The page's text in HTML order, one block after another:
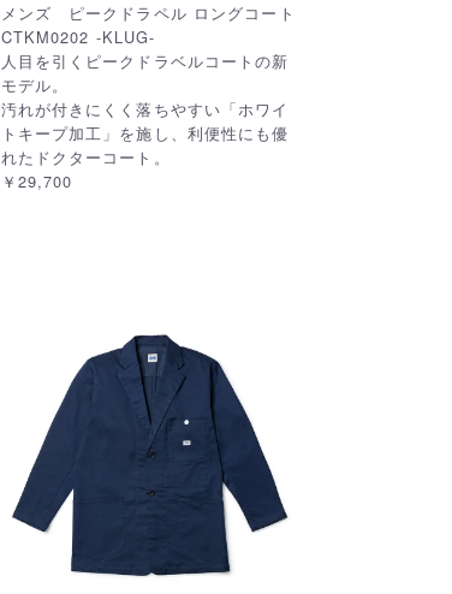
メンズ ピークドラペル ロングコート
CTKM0202 -KLUG-
人目を引くピークドラベルコートの新
モデル。
汚れが付きにくく落ちやすい「ホワイ
トキープ加工」を施し、利便性にも優
れたドクターコート。
￥29,700